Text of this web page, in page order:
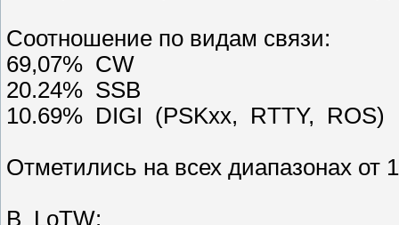
Соотношение по видам связи:
69,07% CW
20.24% SSB
10.69% DIGI (PSKxx, RTTY, ROS)
Отметились на всех диапазонах от
В LoTW: